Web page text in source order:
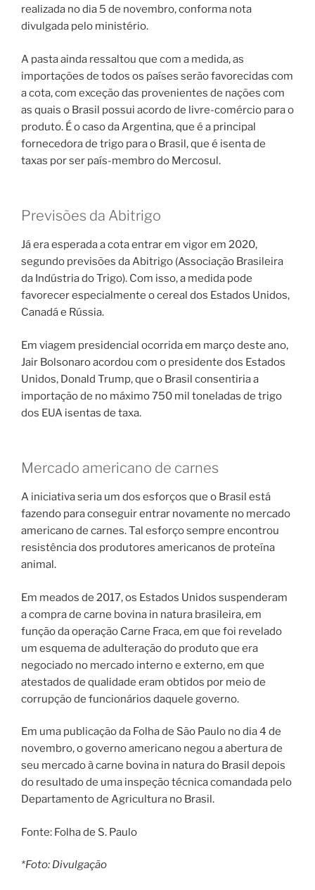
realizada no dia 5 de novembro, conforma nota
divulgada pelo ministério.
A pasta ainda ressaltou que com a medida, as
importações de todos os países serão favorecidas com
a cota, com exceção das provenientes de nações com
as quais o Brasil possui acordo de livre-comércio para o
produto. É o caso da Argentina, que é a principal
fornecedora de trigo para o Brasil, que é isenta de
taxas por ser país-membro do Mercosul.
Previsões da Abitrigo
Já era esperada a cota entrar em vigor em 2020,
segundo previsões da Abitrigo (Associação Brasileira
da Indústria do Trigo). Com isso, a medida pode
favorecer especialmente o cereal dos Estados Unidos,
Canadá e Rússia.
Em viagem presidencial ocorrida em março deste ano,
Jair Bolsonaro acordou com o presidente dos Estados
Unidos, Donald Trump, que o Brasil consentiria a
importação de no máximo 750 mil toneladas de trigo
dos EUA isentas de taxa.
Mercado americano de carnes
A iniciativa seria um dos esforços que o Brasil está
fazendo para conseguir entrar novamente no mercado
americano de carnes. Tal esforço sempre encontrou
resistência dos produtores americanos de proteína
animal.
Em meados de 2017, os Estados Unidos suspenderam
a compra de carne bovina in natura brasileira, em
função da operação Carne Fraca, em que foi revelado
um esquema de adulteração do produto que era
negociado no mercado interno e externo, em que
atestados de qualidade eram obtidos por meio de
corrupção de funcionários daquele governo.
Em uma publicação da Folha de São Paulo no dia 4 de
novembro, o governo americano negou a abertura de
seu mercado à carne bovina in natura do Brasil depois
do resultado de uma inspeção técnica comandada pelo
Departamento de Agricultura no Brasil.
Fonte: Folha de S. Paulo
*Foto: Divulgação